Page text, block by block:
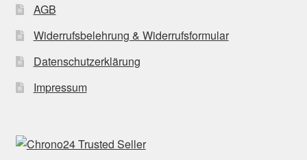
AGB
Widerrufsbelehrung & Widerrufsformular
Datenschutzerklärung
Impressum